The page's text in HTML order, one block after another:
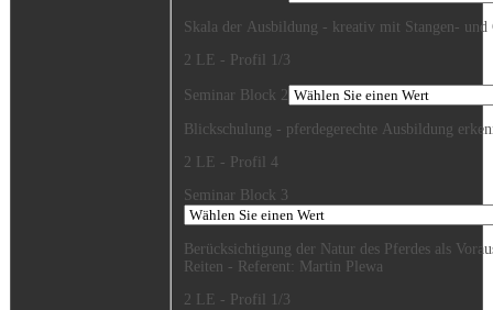
Skala der Ausbildung - kreativ mit Stangen-
2 LE - Profil 1/3
Seminar Block 2
Blickschulung - pferdegerechte Ausbildung
2 LE - Profil 4
Seminar Block 3
Berücksichtigung der Natur des Pferdes als
Reiten - Referent: Martin Plewa
2 LE - Profil 1/3